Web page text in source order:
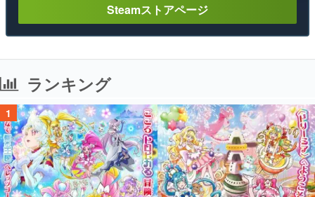
Steamストアページ
ランキング
1